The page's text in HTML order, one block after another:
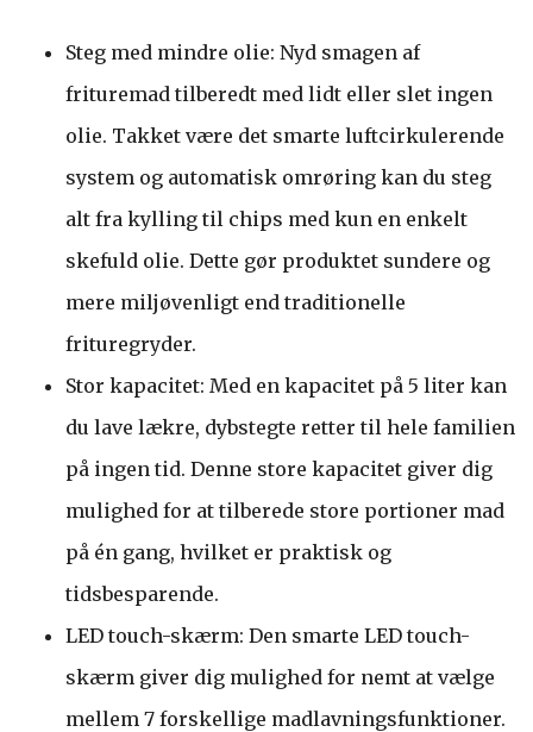
Steg med mindre olie: Nyd smagen af
frituremad tilberedt med lidt eller slet ingen
olie. Takket være det smarte luftcirkulerende
system og automatisk omrøring kan du steg
alt fra kylling til chips med kun en enkelt
skefuld olie. Dette gør produktet sundere og
mere miljøvenligt end traditionelle
frituregryder.
Stor kapacitet: Med en kapacitet på 5 liter kan
du lave lækre, dybstegte retter til hele familien
på ingen tid. Denne store kapacitet giver dig
mulighed for at tilberede store portioner mad
på én gang, hvilket er praktisk og
tidsbesparende.
LED touch-skærm: Den smarte LED touch-
skærm giver dig mulighed for nemt at vælge
mellem 7 forskellige madlavningsfunktioner.